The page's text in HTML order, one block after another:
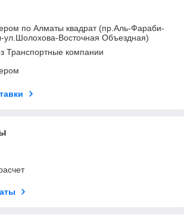
по Алматы квадрат (пр.Аль-Фараби-
Восточная Объездная)
Транспортные компании